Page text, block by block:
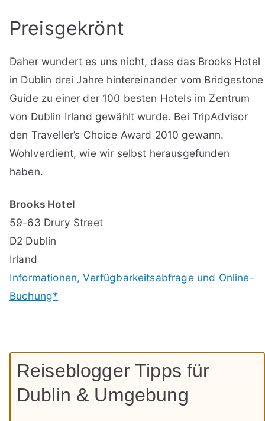
Preisgekrönt
Daher wundert es uns nicht, dass das Brooks Hotel
in Dublin drei Jahre hintereinander vom Bridgestone
Guide zu einer der 100 besten Hotels im Zentrum
von Dublin Irland gewählt wurde. Bei TripAdvisor
den Traveller’s Choice Award 2010 gewann.
Wohlverdient, wie wir selbst herausgefunden
haben.
Brooks Hotel
59-63 Drury Street
D2 Dublin
Irland
Informationen, Verfügbarkeitsabfrage und Online-
Buchung*
Reiseblogger Tipps für
Dublin & Umgebung